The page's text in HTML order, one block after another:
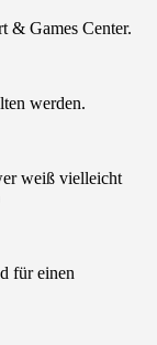
& Games Center.
werden.
weiß vielleicht
für einen